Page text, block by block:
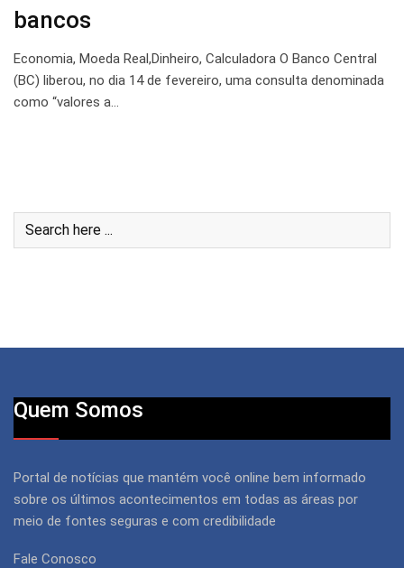
bancos
Economia, Moeda Real,Dinheiro, Calculadora O Banco Central
(BC) liberou, no dia 14 de fevereiro, uma consulta denominada
como “valores a…
Quem Somos
Portal de notícias que mantém você online bem informado
sobre os últimos acontecimentos em todas as áreas por
meio de fontes seguras e com credibilidade
Fale Conosco